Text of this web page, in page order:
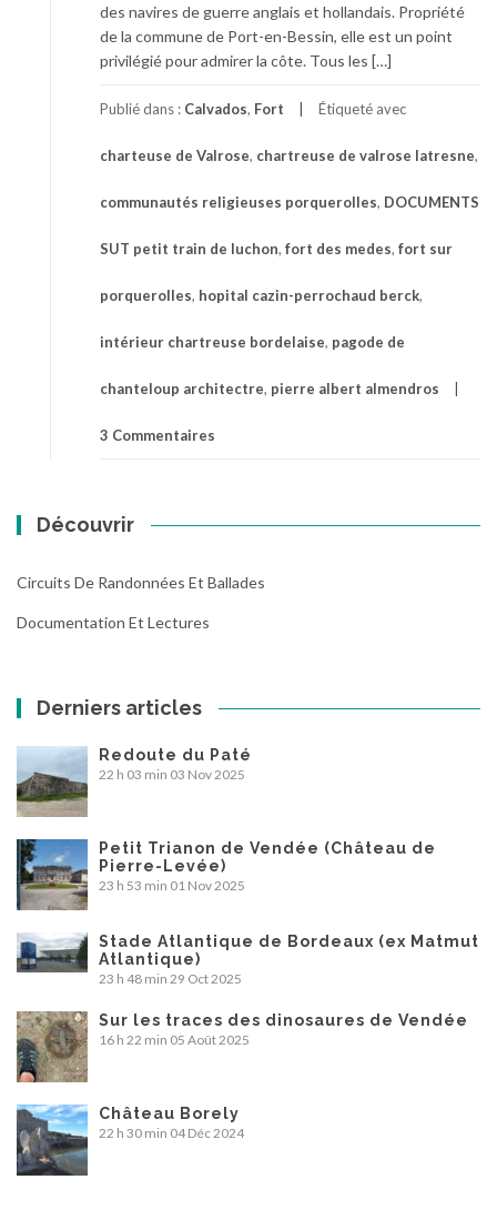
des navires de guerre anglais et hollandais. Propriété
de la commune de Port-en-Bessin, elle est un point
privilégié pour admirer la côte. Tous les […]
Publié dans : Calvados, Fort Étiqueté avec
charteuse de Valrose, chartreuse de valrose latresne,
communautés religieuses porquerolles, DOCUMENTS
SUT petit train de luchon, fort des medes, fort sur
porquerolles, hopital cazin-perrochaud berck,
intérieur chartreuse bordelaise, pagode de
chanteloup architectre, pierre albert almendros
3 Commentaires
Découvrir
Circuits De Randonnées Et Ballades
Documentation Et Lectures
Derniers articles
Redoute du Paté
22 h 03 min 03 Nov 2025
Petit Trianon de Vendée (Château de
Pierre-Levée)
23 h 53 min 01 Nov 2025
Stade Atlantique de Bordeaux (ex Matmut
Atlantique)
23 h 48 min 29 Oct 2025
Sur les traces des dinosaures de Vendée
16 h 22 min 05 Août 2025
Château Borely
22 h 30 min 04 Déc 2024